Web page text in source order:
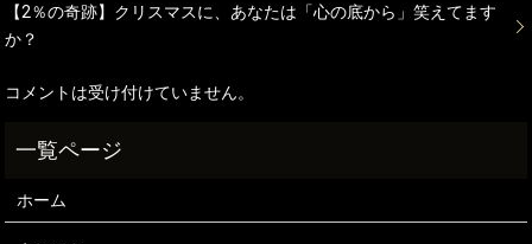
【2％の奇跡】クリスマスに、あなたは「心の底から」笑えてます
か？
コメントは受け付けていません。
ホーム